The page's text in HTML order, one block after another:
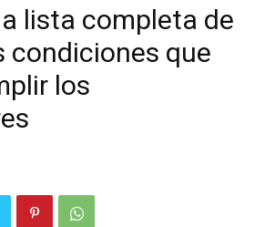
lista completa de
condiciones que
los